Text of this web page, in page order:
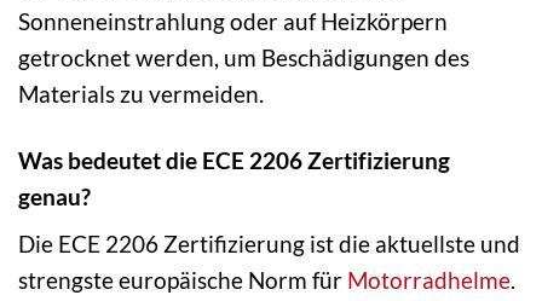
Sonneneinstrahlung oder auf Heizkörpern
getrocknet werden, um Beschädigungen des
Materials zu vermeiden.
Was bedeutet die ECE 2206 Zertifizierung
genau?
Die ECE 2206 Zertifizierung ist die aktuellste und
strengste europäische Norm für Motorradhelme.